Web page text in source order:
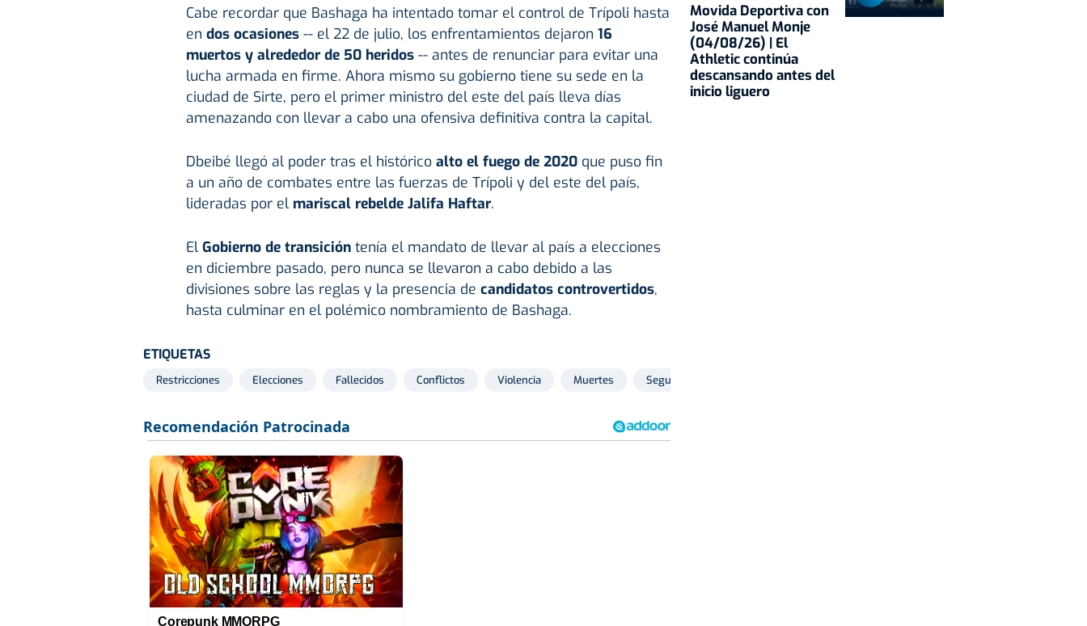
Cabe recordar que Bashaga ha intentado tomar el control de Trípoli hasta
en dos ocasiones-- el 22 de julio, los enfrentamientos dejaron 16
muertos y alrededor de 50 heridos-- antes de renunciar para evitar una
lucha armada en firme. Ahora mismo su gobierno tiene su sede en la
ciudad de Sirte, pero el primer ministro del este del país lleva días
amenazando con llevar a cabo una ofensiva definitiva contra la capital.
Dbeibé llegó al poder tras el histórico alto el fuego de 2020que puso fin
a un año de combates entre las fuerzas de Trípoli y del este del país,
lideradas por el mariscal rebelde Jalifa Haftar.
El Gobierno de transicióntenía el mandato de llevar al país a elecciones
en diciembre pasado, pero nunca se llevaron a cabo debido a las
divisiones sobre las reglas y la presencia de candidatos controvertidos,
hasta culminar en el polémico nombramiento de Bashaga.
ETIQUETAS
Restricciones Elecciones Fallecidos Conflictos Violencia Muertes Seguridad
Corepunk MMORPG
Movida Deportiva con
José Manuel Monje
(04/08/26) | El
Athletic continúa
descansando antes del
inicio liguero